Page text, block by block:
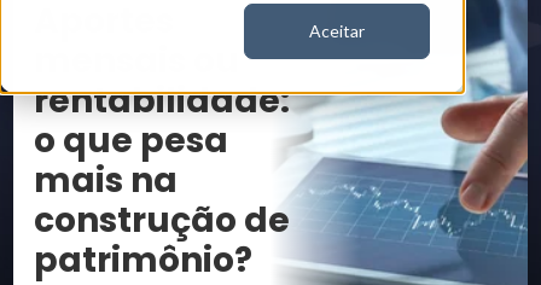
Aceitar
rentabilidade:
o que pesa
mais na
construção de
patrimônio?